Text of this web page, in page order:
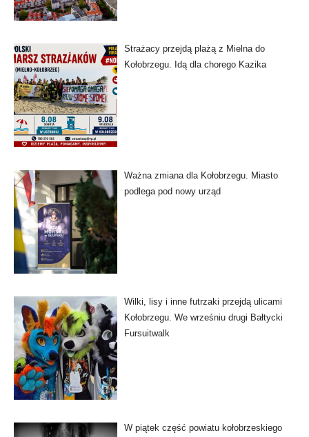
Strażacy przejdą plażą z Mielna do
Kołobrzegu. Idą dla chorego Kazika
Ważna zmiana dla Kołobrzegu. Miasto
podlega pod nowy urząd
Wilki, lisy i inne futrzaki przejdą ulicami
Kołobrzegu. We wrześniu drugi Bałtycki
Fursuitwalk
W piątek część powiatu kołobrzeskiego